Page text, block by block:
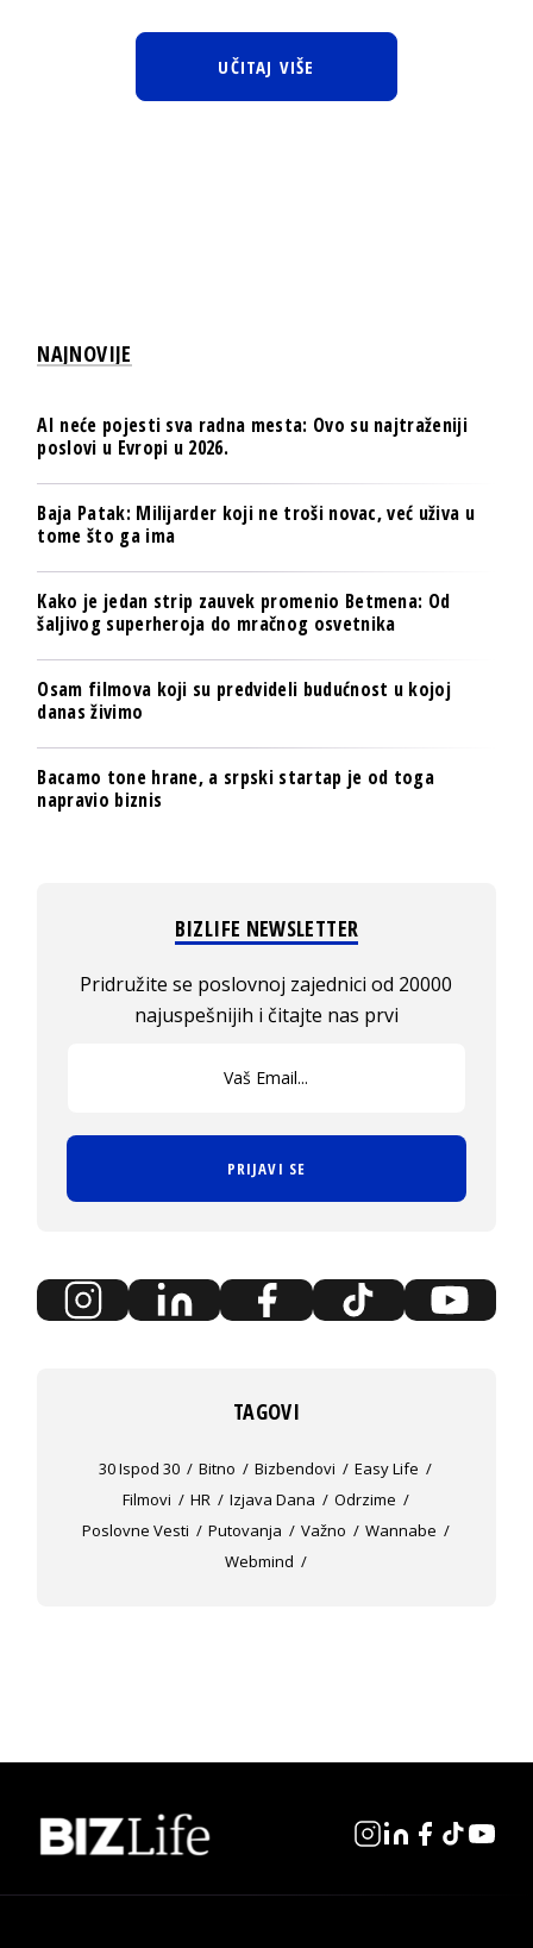
UČITAJ VIŠE
NAJNOVIJE
AI neće pojesti sva radna mesta: Ovo su najtraženiji
poslovi u Evropi u 2026.
Baja Patak: Milijarder koji ne troši novac, već uživa u
tome što ga ima
Kako je jedan strip zauvek promenio Betmena: Od
šaljivog superheroja do mračnog osvetnika
Osam filmova koji su predvideli budućnost u kojoj
danas živimo
Bacamo tone hrane, a srpski startap je od toga
napravio biznis
BIZLIFE NEWSLETTER
Pridružite se poslovnoj zajednici od 20000
najuspešnijih i čitajte nas prvi
PRIJAVI SE
TAGOVI
30 Ispod 30 Bitno Bizbendovi
Easy Life
Filmovi
HR Izjava Dana
Odrzime
Poslovne Vesti
Putovanja Važno
Wannabe
Webmind